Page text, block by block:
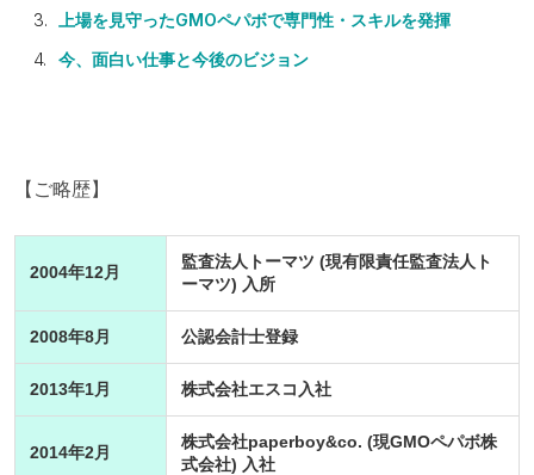
上場を見守ったGMOペパボで専門性・スキルを発揮
今、面白い仕事と今後のビジョン
【ご略歴】
2004年12月
監査法人トーマツ (現有限責任監査法人ト
ーマツ) 入所
2008年8月 公認会計士登録
2013年1月 株式会社エスコ入社
2014年2月
株式会社paperboy&co. (現GMOペパボ株
式会社) 入社